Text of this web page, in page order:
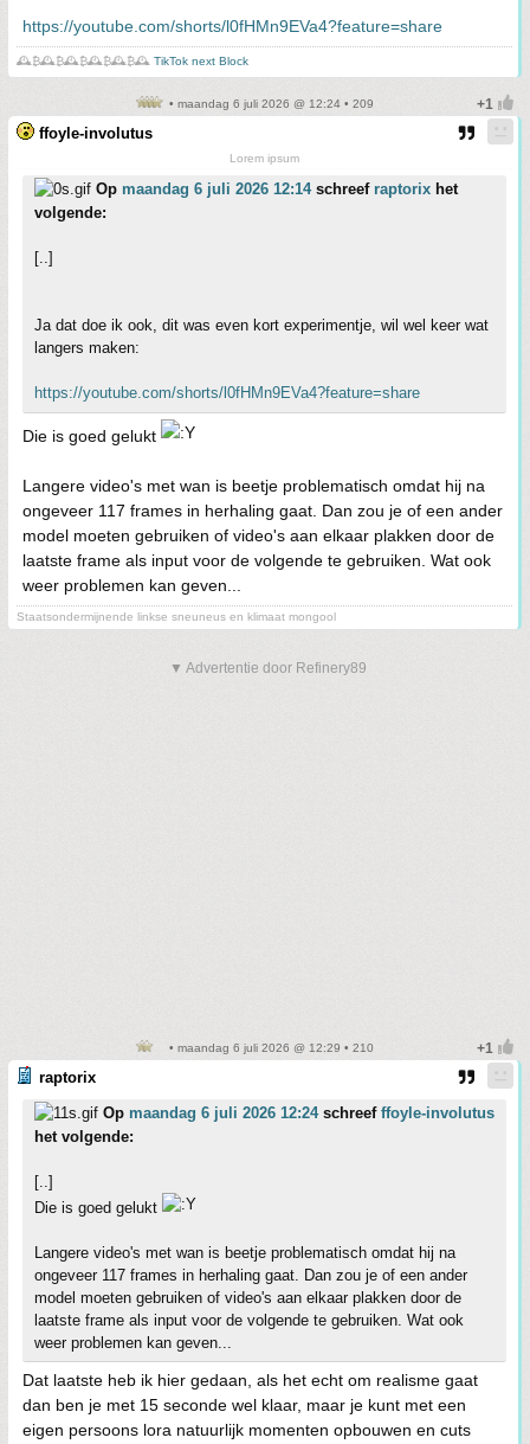
https://youtube.com/shorts/l0fHMn9EVa4?feature=share
🕰️₿🕰️₿🕰️₿🕰️₿🕰️₿🕰️ TikTok next Block
• maandag 6 juli 2026 @ 12:24 • 209
ffoyle-involutus
Lorem ipsum
Op maandag 6 juli 2026 12:14schreef raptorix het
volgende:
[..]
Ja dat doe ik ook, dit was even kort experimentje, wil wel keer wat
langers maken:
https://youtube.com/shorts/l0fHMn9EVa4?feature=share
Die is goed gelukt
Langere video's met wan is beetje problematisch omdat hij na
ongeveer 117 frames in herhaling gaat. Dan zou je of een ander
model moeten gebruiken of video's aan elkaar plakken door de
laatste frame als input voor de volgende te gebruiken. Wat ook
weer problemen kan geven...
Staatsondermijnende linkse sneuneus en klimaat mongool
▼ Advertentie door Refinery89
• maandag 6 juli 2026 @ 12:29 • 210
raptorix
Op maandag 6 juli 2026 12:24schreef ffoyle-involutus
het volgende:
[..]
Die is goed gelukt
Langere video's met wan is beetje problematisch omdat hij na
ongeveer 117 frames in herhaling gaat. Dan zou je of een ander
model moeten gebruiken of video's aan elkaar plakken door de
laatste frame als input voor de volgende te gebruiken. Wat ook
weer problemen kan geven...
Dat laatste heb ik hier gedaan, als het echt om realisme gaat
dan ben je met 15 seconde wel klaar, maar je kunt met een
eigen persoons lora natuurlijk momenten opbouwen en cuts